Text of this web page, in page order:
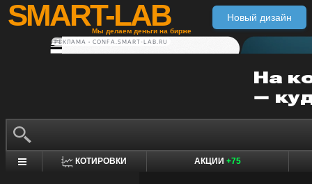
SMART-LAB
Мы делаем деньги на бирже
Новый дизайн
РЕКЛАМА • CONFA.SMART-LAB.RU
КОТИРОВКИ АКЦИИ +75